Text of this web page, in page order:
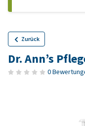
Zurück
Dr. Ann’s
0